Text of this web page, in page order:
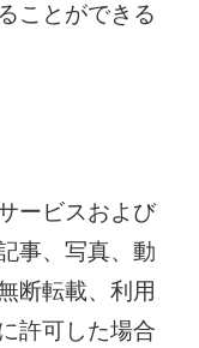
ことができる
ービスおよび
事、写真、動
断転載、利用
許可した場合